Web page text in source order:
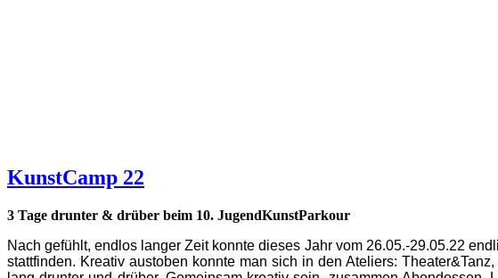
KunstCamp 22
3 Tage drunter & drüber beim 10. JugendKunstParkour
Nach gefühlt, endlos langer Zeitkonnte dieses Jahr vom 26.05.-29.05.22
stattfinden. Kreativ austoben konnte man sich in den Ateliers: